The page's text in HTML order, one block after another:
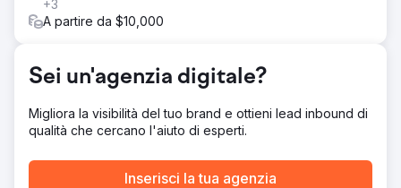
Vai alla pagina agenzia
+3
A partire da $10,000
Sei un'agenzia digitale?
Migliora la visibilità del tuo brand e ottieni lead inbound di
qualità che cercano l'aiuto di esperti.
Inserisci la tua agenzia